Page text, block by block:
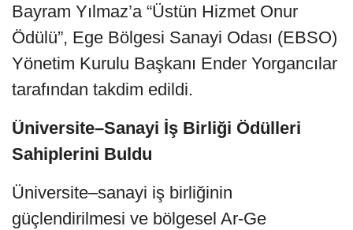
Bayram Yılmaz’a “Üstün Hizmet Onur
Ödülü”, Ege Bölgesi Sanayi Odası (EBSO)
Yönetim Kurulu Başkanı Ender Yorgancılar
tarafından takdim edildi.
Üniversite–Sanayi İş Birliği Ödülleri
Sahiplerini Buldu
Üniversite–sanayi iş birliğinin
güçlendirilmesi ve bölgesel Ar-Ge